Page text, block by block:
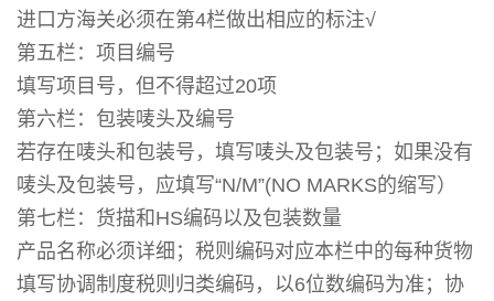
进口方海关必须在第4栏做出相应的标注√
第五栏：项目编号
填写项目号，但不得超过20项
第六栏：包装唛头及编号
若存在唛头和包装号，填写唛头及包装号；如果没有
唛头及包装号，应填写“N/M”(NO MARKS的缩写）
第七栏：货描和HS编码以及包装数量
产品名称必须详细；税则编码对应本栏中的每种货物
填写协调制度税则归类编码，以6位数编码为准；协